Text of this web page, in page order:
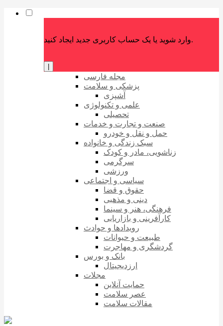
وارد شوید یا یک حساب کاربری جدید ایجاد کنید.
مجله فارسی
پزشکی و سلامت
آشپزی
علمی و تکنولوژی
تحصیلی
صنعت و تجارت و خدمات
حمل و نقل و خودرو
سبک زندگی و خانواده
زناشویی، مادر و کودک
سرگرمی
ورزشی
سیاسی و اجتماعی
حقوق و قضا
دینی و مذهبی
فرهنگی، هنر و سینما
کارآفرینی و بازاریابی
رویدادها و حوادث
طبیعت و حیوانات
گردشگری و مهاجرت
بانک و بورس
ارزدیجیتال
مجلات
حمایت آنلاین
عصر سلامت
مقالات سلامت